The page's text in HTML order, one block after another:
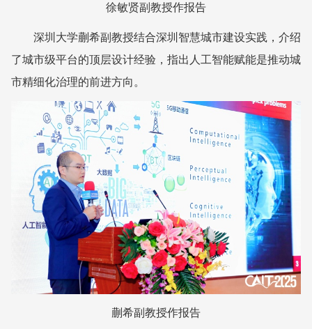
徐敏贤副教授作报告
深圳大学蒯希副教授结合深圳智慧城市建设实践，介绍
了城市级平台的顶层设计经验，指出人工智能赋能是推动城
市精细化治理的前进方向。
蒯希副教授作报告